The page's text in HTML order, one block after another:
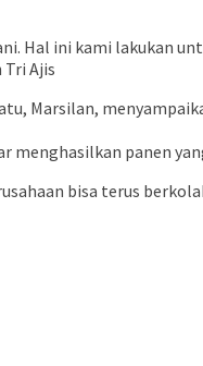
Hal ini kami lakukan
Ajis
Marsilan,
panen
bisa terus